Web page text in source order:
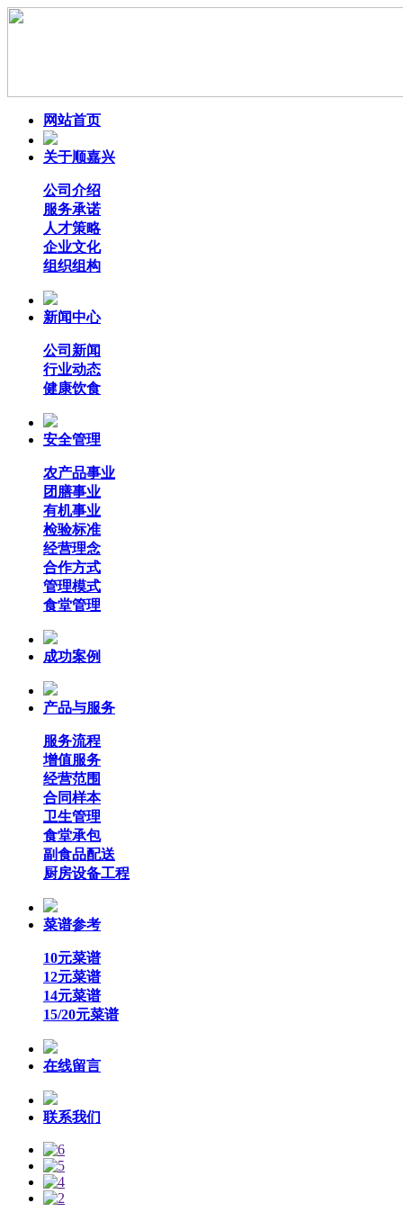
网站首页
关于顺嘉兴
公司介绍
服务承诺
人才策略
企业文化
组织组构
新闻中心
公司新闻
行业动态
健康饮食
安全管理
农产品事业
团膳事业
有机事业
检验标准
经营理念
合作方式
管理模式
食堂管理
成功案例
产品与服务
服务流程
增值服务
经营范围
合同样本
卫生管理
食堂承包
副食品配送
厨房设备工程
菜谱参考
10元菜谱
12元菜谱
14元菜谱
15/20元菜谱
在线留言
联系我们